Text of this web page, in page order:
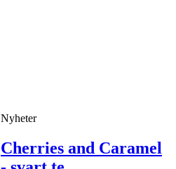
Nyheter
Cherries and Caramel